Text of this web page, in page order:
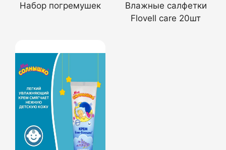
Набор погремушек
Влажные салфетки
Flovell care 20шт